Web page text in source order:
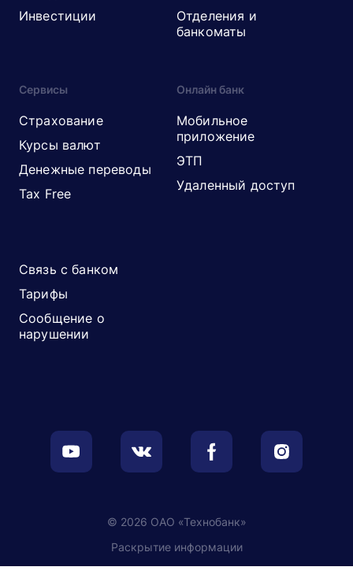
Инвестиции
Отделения и
банкоматы
Сервисы
Страхование
Курсы валют
Денежные переводы
Tax Free
Онлайн банк
Мобильное
приложение
ЭТП
Удаленный доступ
Связь с банком
Тарифы
Сообщение о
нарушении
© 2026 ОАО «Технобанк»
Раскрытие информации